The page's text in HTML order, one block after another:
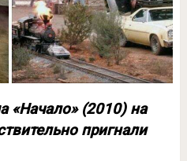
«Начало» (2010) на
пригнали